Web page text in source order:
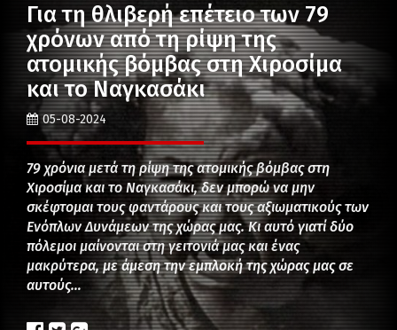
Για τη θλιβερή επέτειο των 79
χρόνων από τη ρίψη της
ατομικής βόμβας στη Χιροσίμα
και το Ναγκασάκι
05-08-2024
79 χρόνια μετά τη ρίψη της ατομικής βόμβας στη
Χιροσίμα και το Ναγκασάκι, δεν μπορώ να μην
σκέφτομαι τους φαντάρους και τους αξιωματικούς των
Ενόπλων Δυνάμεων της χώρας μας. Κι αυτό γιατί δύο
πόλεμοι μαίνονται στη γειτονιά μας και ένας
μακρύτερα, με άμεση την εμπλοκή της χώρας μας σε
αυτούς…